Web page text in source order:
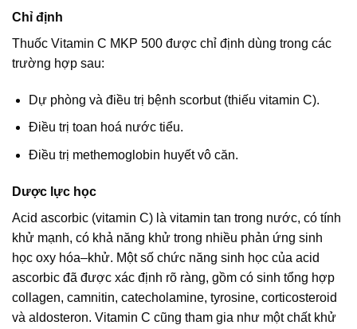
Chỉ định
Thuốc Vitamin C MKP 500 được chỉ định dùng trong các
trường hợp sau:
Dự phòng và điều trị bệnh scorbut (thiếu vitamin C).
Ðiều trị toan hoá nước tiểu.
Điều trị methemoglobin huyết vô căn.
Dược lực học
Acid ascorbic (vitamin C) là vitamin tan trong nước, có tính
khử mạnh, có khả năng khử trong nhiều phản ứng sinh
học oxy hóa–khử. Một số chức năng sinh học của acid
ascorbic đã được xác định rõ ràng, gồm có sinh tổng hợp
collagen, camnitin, catecholamine, tyrosine, corticosteroid
và aldosteron. Vitamin C cũng tham gia như một chất khử